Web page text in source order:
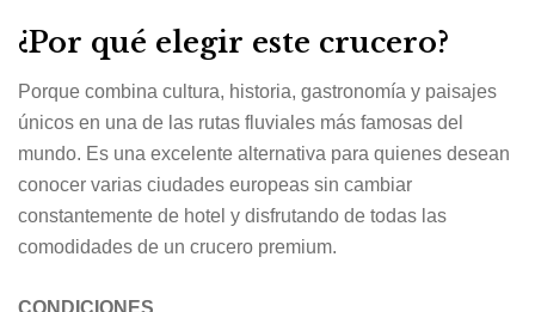
¿Por qué elegir este crucero?
Porque combina cultura, historia, gastronomía y paisajes
únicos en una de las rutas fluviales más famosas del
mundo. Es una excelente alternativa para quienes desean
conocer varias ciudades europeas sin cambiar
constantemente de hotel y disfrutando de todas las
comodidades de un crucero premium.